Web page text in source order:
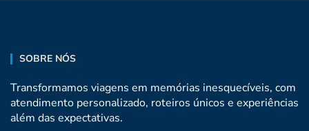
SOBRE NÓS
Transformamos viagens em memórias inesquecíveis, com
atendimento personalizado, roteiros únicos e experiências
além das expectativas.